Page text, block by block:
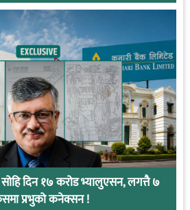
दिन १७ करोड भ्यालुएसन, लगत्तै ७
प्रभुको कनेक्सन !